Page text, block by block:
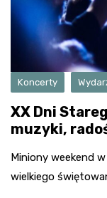
Koncerty
XX Dni
muzyki,
Miniony weekend
wielkiego